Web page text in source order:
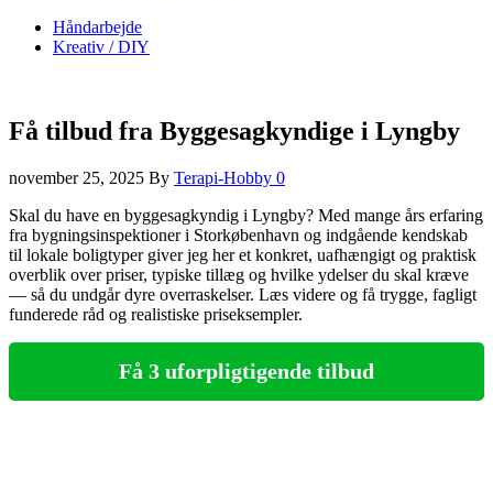
Håndarbejde
Kreativ / DIY
Få tilbud fra Byggesagkyndige i Lyngby
november 25, 2025 By Terapi-Hobby 0
Skal du have en byggesagkyndig i Lyngby? Med mange års erfaring
fra bygningsinspektioner i Storkøbenhavn og indgående kendskab
til lokale boligtyper giver jeg her et konkret, uafhængigt og praktisk
overblik over priser, typiske tillæg og hvilke ydelser du skal kræve
— så du undgår dyre overraskelser. Læs videre og få trygge, fagligt
funderede råd og realistiske priseksempler.
Få 3 uforpligtigende tilbud